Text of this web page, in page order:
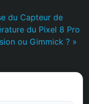
du Capteur de
du Pixel 8 Pro
ou Gimmick ? »